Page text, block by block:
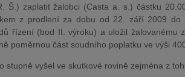
Š.) zaplatit žalobci (Casta a. s.) částku
z prodlení za dobu od 22. září 2009
řízení (bod II. výroku) a uložil žalovanému
poměrnou část soudního poplatku ve výši
stupně vyšel ve skutkové rovině zejména z